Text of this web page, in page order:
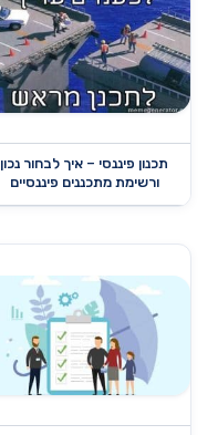
תכנון פיננסי – איך לבחור נכון
ורשימת מתכננים פיננסיים